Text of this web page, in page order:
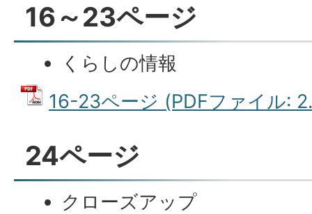
16～23ページ
くらしの情報
16-23ページ (PDFファイル:
24ページ
クローズアップ